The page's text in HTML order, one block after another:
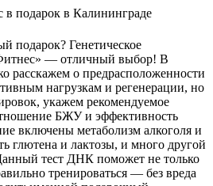
подарок в Калининграде
подарок? Генетическое
— отличный выбор! В
расскажем о предрасположенности
нагрузкам и регенерации, но
укажем рекомендуемое
БЖУ и эффективность
включены метаболизм алкоголя и
глютена и лактозы, и много другой
тест ДНК поможет не только
тренироваться — без вреда